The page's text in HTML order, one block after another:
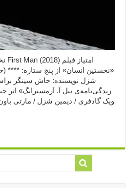
«نخستین انسان» از پنج ستاره: ****
شزل نویسنده: جاش سینگر
ویک گادفری / دیمین شزل / مارتی باون